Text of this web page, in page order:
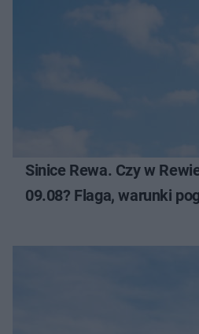
Sinice Rewa. Czy w
09.08? Flaga, warunki